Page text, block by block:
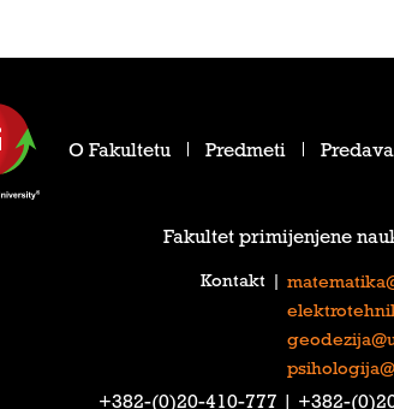
O Fakultetu Predmeti
Fakultet primijenjene
Kontakt
‎+382-(0)20-410-777‎ | ‎+382-